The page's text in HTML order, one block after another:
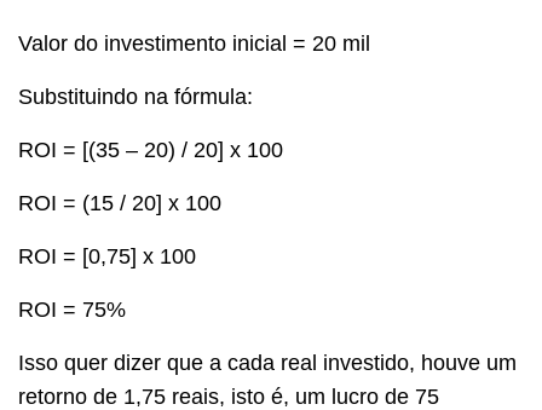
Valor do investimento inicial = 20 mil
Substituindo na fórmula:
ROI = [(35 – 20) / 20] x 100
ROI = (15 / 20] x 100
ROI = [0,75] x 100
ROI = 75%
Isso quer dizer que a cada real investido, houve um
retorno de 1,75 reais, isto é, um lucro de 75